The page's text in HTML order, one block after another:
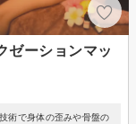
ゼーションマッ
術で身体の歪みや骨盤の